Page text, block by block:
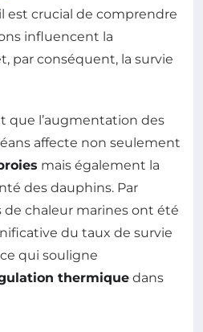
est crucial de comprendre
influencent la
par conséquent, la survie
que l’augmentation des
affecte non seulement
mais également la
des dauphins. Par
de chaleur marines ont été
du taux de survie
qui souligne
thermique dans